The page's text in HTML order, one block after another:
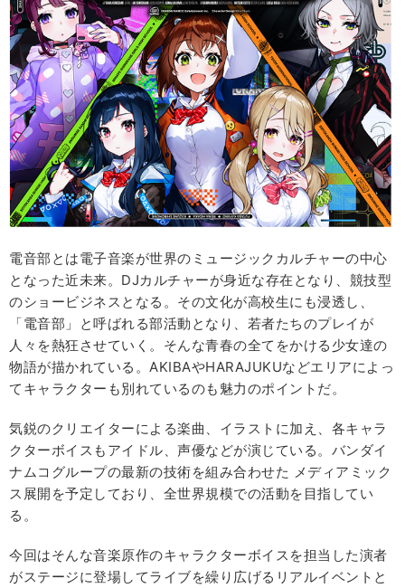
電音部とは電子音楽が世界のミュージックカルチャーの中心
となった近未来。DJカルチャーが身近な存在となり、競技型
のショービジネスとなる。その文化が高校生にも浸透し、
「電音部」と呼ばれる部活動となり、若者たちのプレイが
人々を熱狂させていく。そんな青春の全てをかける少女達の
物語が描かれている。AKIBAやHARAJUKUなどエリアによっ
てキャラクターも別れているのも魅力のポイントだ。
気鋭のクリエイターによる楽曲、イラストに加え、各キャラ
クターボイスもアイドル、声優などが演じている。バンダイ
ナムコグループの最新の技術を組み合わせた メディアミック
ス展開を予定しており、全世界規模での活動を目指してい
る。
今回はそんな音楽原作のキャラクターボイスを担当した演者
がステージに登場してライブを繰り広げるリアルイベントと